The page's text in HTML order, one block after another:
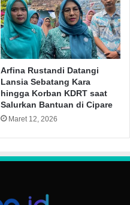
Copy URL
Arfina Rustandi Datangi
Lansia Sebatang Kara
hingga Korban KDRT saat
Salurkan Bantuan di Cipare
Maret 12, 2026